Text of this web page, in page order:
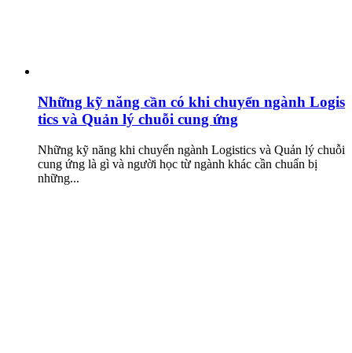
Những kỹ năng cần có khi chuyển ngành Logis
tics và Quản lý chuỗi cung ứng
Những kỹ năng khi chuyển ngành Logistics và Quản lý chuỗi
cung ứng là gì và người học từ ngành khác cần chuẩn bị
những...